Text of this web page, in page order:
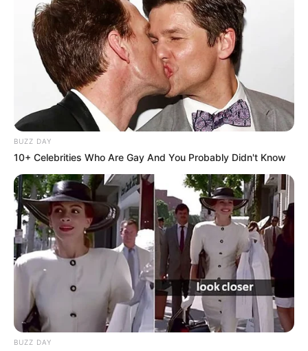
BUZZ DAY
10+ Celebrities Who Are Gay And You Probably Didn't Know
BUZZ DAY